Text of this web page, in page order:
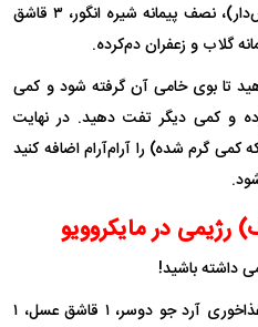
۱ پیمانه آرد سنگک (سبوس‌دار)، نصف پیمانه شیره انگور، ۳ قاشق
گلاب و زعفران دم‌کرده.
تا بوی خامی آن گرفته شود و کمی
و کمی دیگر تفت دهید. در نهایت
کمی گرم شده) را آرام‌آرام اضافه کنید
۱ عدد تخم‌مرغ، ۲ قاشق غذاخوری آرد جو دوسر، ۱ قاشق عسل، ۱